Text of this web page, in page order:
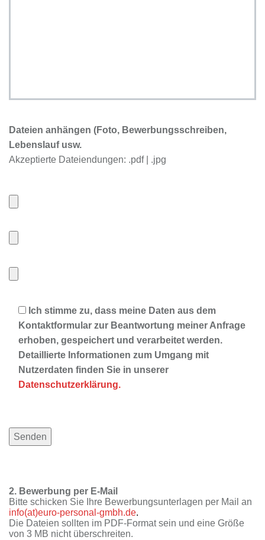
Dateien anhängen (Foto, Bewerbungsschreiben,
Lebenslauf usw.
Akzeptierte Dateiendungen: .pdf | .jpg
Ich stimme zu, dass meine Daten aus dem
Kontaktformular zur Beantwortung meiner Anfrage
erhoben, gespeichert und verarbeitet werden.
Detaillierte Informationen zum Umgang mit
Nutzerdaten finden Sie in unserer
Datenschutzerklärung.
2. Bewerbung per E-Mail
Bitte schicken Sie Ihre Bewerbungsunterlagen per Mail an
info(at)euro-personal-gmbh.de.
Die Dateien sollten im PDF-Format sein und eine Größe
von 3 MB nicht überschreiten.